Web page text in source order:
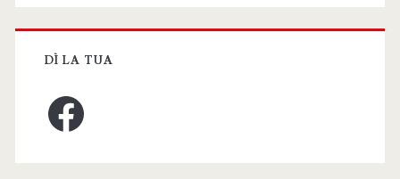
DÌ LA TUA
Facebook